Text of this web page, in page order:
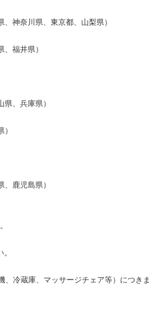
神奈川県、東京都、山梨県）
福井県）
、兵庫県）
鹿児島県）
、冷蔵庫、マッサージチェア等）につき